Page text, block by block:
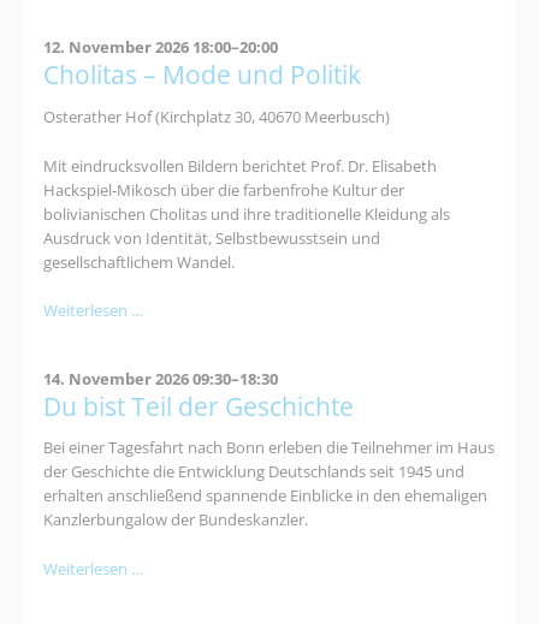
12. November 2026 18:00–20:00
Cholitas – Mode und Politik
Osterather Hof (Kirchplatz 30, 40670 Meerbusch)
Mit eindrucksvollen Bildern berichtet Prof. Dr. Elisabeth
Hackspiel-Mikosch über die farbenfrohe Kultur der
bolivianischen Cholitas und ihre traditionelle Kleidung als
Ausdruck von Identität, Selbstbewusstsein und
gesellschaftlichem Wandel.
Weiterlesen …Cholitas
und
Politik
14. November 2026 09:30–18:30
Du bist Teil der Geschichte
Bei einer Tagesfahrt nach Bonn erleben die Teilnehmer im Haus
der Geschichte die Entwicklung Deutschlands seit 1945 und
erhalten anschließend spannende Einblicke in den ehemaligen
Kanzlerbungalow der Bundeskanzler.
Weiterlesen …Du